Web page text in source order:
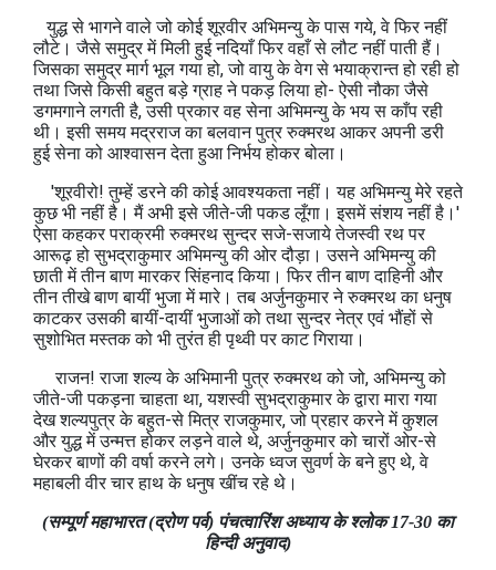
युद्ध से भागने वाले जो कोई शूरवीर अभिमन्‍यु के पास गये, वे फिर नहीं
लौटे। जैसे समुद्र में मिली हुई नदियाँ फिर वहाँ से लौट नहीं पाती हैं।
जिसका समुद्र मार्ग भूल गया हो, जो वायु के वेग से भयाक्रान्‍त हो रही हो
तथा जिसे किसी बहुत बड़े ग्राह ने पकड़ लिया हो- ऐसी नौका जैसे
डगमगाने लगती है, उसी प्रकार वह सेना अभिमन्‍यु के भय स काँप रही
थी। इसी समय मद्रराज का बलवान पुत्र रुक्मरथ आकर अपनी डरी
हुई सेना को आश्वासन देता हुआ निर्भय होकर बोला।
'शूरवीरो! तुम्‍हें डरने की कोई आवश्‍यकता नहीं। यह अभिमन्‍यु मेरे रहते
कुछ भी नहीं है। मैं अभी इसे जीते-जी पकड लूँगा। इसमें संशय नहीं है।'
ऐसा कहकर पराक्रमी रुक्‍मरथ सुन्‍दर सजे-सजाये तेजस्‍वी रथ पर
आरूढ़ हो सुभद्राकुमार अभिमन्‍यु की ओर दौड़ा। उसने अभिमन्‍यु की
छाती में तीन बाण मारकर सिंहनाद किया। फिर तीन बाण दाहिनी और
तीन तीखे बाण बायीं भुजा में मारे। तब अर्जुनकुमार ने रुक्‍मरथ का धनुष
काटकर उसकी बायीं-दायीं भुजाओं को तथा सुन्‍दर नेत्र एवं भौंहों से
सुशोभित मस्‍तक को भी तुरंत ही पृथ्‍वी पर काट गिराया।
राजन! राजा शल्‍य के अभिमानी पुत्र रुक्‍मरथ को जो, अभिमन्‍यु को
जीते-जी पकड़ना चाहता था, यशस्‍वी सुभद्राकुमार के द्वारा मारा गया
देख शल्‍यपुत्र के बहुत-से मित्र राजकुमार, जो प्रहार करने में कुशल
और युद्ध में उन्‍मत्त होकर लड़ने वाले थे, अर्जुनकुमार को चारों ओर-से
घेरकर बाणों की वर्षा करने लगे। उनके ध्वज सुवर्ण के बने हुए थे, वे
महाबली वीर चार हाथ के धनुष खींच रहे थे।
(सम्पूर्ण महाभारत (द्रोण पर्व) पंचत्‍वारिंश अध्याय के श्लोक 17-30 का
हिन्दी अनुवाद)